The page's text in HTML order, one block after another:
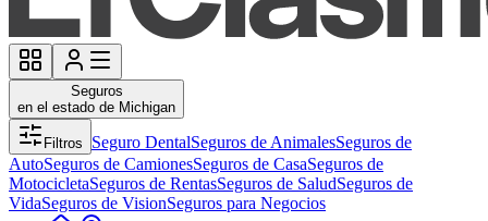
Seguros
en el estado de Michigan
Filtros Seguro DentalSeguros de AnimalesSeguros de
AutoSeguros de CamionesSeguros de CasaSeguros de
MotocicletaSeguros de RentasSeguros de SaludSeguros de
VidaSeguros de VisionSeguros para Negocios